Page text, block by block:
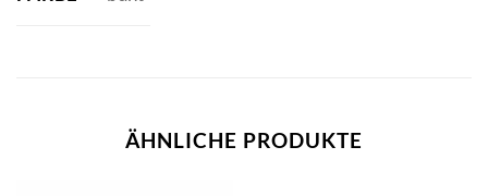
ÄHNLICHE PRODUKTE